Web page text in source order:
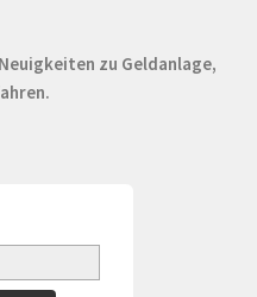
zu Geldanlage,